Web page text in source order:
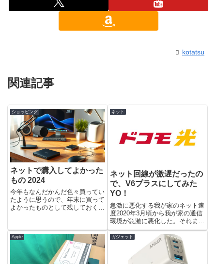
kotatsu
関連記事
ショッピング
ネットで購入してよかった
もの 2024
今年もなんだかんだ色々買ってい
たように思うので、年末に買って
よかったものとして残しておく。
BM88ロープロファイルのマイク
アームを試しにアリエクスプレス
で購入してみた。セー...
ネット
ネット回線が激遅だったの
で、V6プラスにしてみた
YO！
急激に悪化する我が家のネット速
度2020年3月頃から我が家の通信
環境が急激に悪化した。それまで
は混雑する時間帯でも有線もWi-
Fiでもだいたい70〜80Mbpsくら
いの速度は出ていた。深夜早朝な
ど空いている時間帯で130〜
180Mbpsと結...
Apple ガジェット